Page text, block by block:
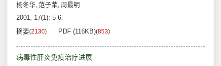
杨冬华, 范子荣, 周最明
2001, 17(1): 5-6.
摘要(2130) PDF (116KB)(853)
病毒性肝炎免疫治疗进展